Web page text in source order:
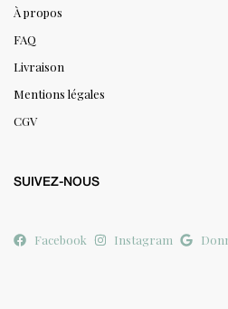
À propos
FAQ
Livraison
Mentions légales
CGV
SUIVEZ-NOUS
Facebook Instagram